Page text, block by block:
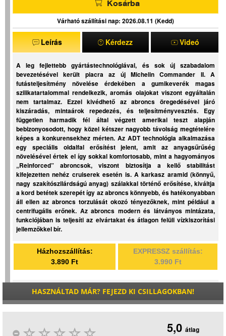
Kosárba
Várható szállítási nap: 2026.08.11 (Kedd)
Leírás Kérdezz Videó
A leg fejlettebb gyártástechnológiával, és sok új szabadalom
bevezetésével került piacra az új Michelin Commander II. A
futásteljesítmény növelése érdekében a gumikeverék magas
szilikatartalommal rendelkezik, aromás olajokat viszont egyáltalán
nem tartalmaz. Ezzel kivédhető az abroncs öregedésével járó
kiszáradás, mintaárok repedezés, és teljesítményvesztés. Egy
független harmadik fél által végzett amerikai teszt alapján
bebizonyosodott, hogy közel kétszer nagyobb távolság megtételére
képes a konkurensekhez mérten. Az ADT technológia alkalmazása
egy speciális oldalfal erősítést jelent, amit az anyagsűrűség
növelésével értek el így sokkal komfortosabb, mint a hagyományos
„Reinforced” abroncsok, viszont biztosítja a kellő stabilitást
kifejezetten nehéz cruiserek esetén is. A karkasz aramid (könnyű,
nagy szakítószilárdságú anyag) szálakkal történő erősítése, kiváltja
a kord betétek szerepét így az abroncs könnyebb, és hatékonyabban
áll ellen az abroncs torzulását okozó tényezőknek, mint például a
centrifugális erőnek. Az abroncs modern és látványos mintázata,
funkciójában is teljesíti az elvártakat és átlagon felüli vízkiszorítási
jellemzőkkel bír.
Házhozszállítás:
3.890 Ft
EXPRESSZ szállítás:
3.990 Ft
HASZNÁLTAD MÁR? FEJEZD KI CSILLAGOKBAN!
5,0 átlag